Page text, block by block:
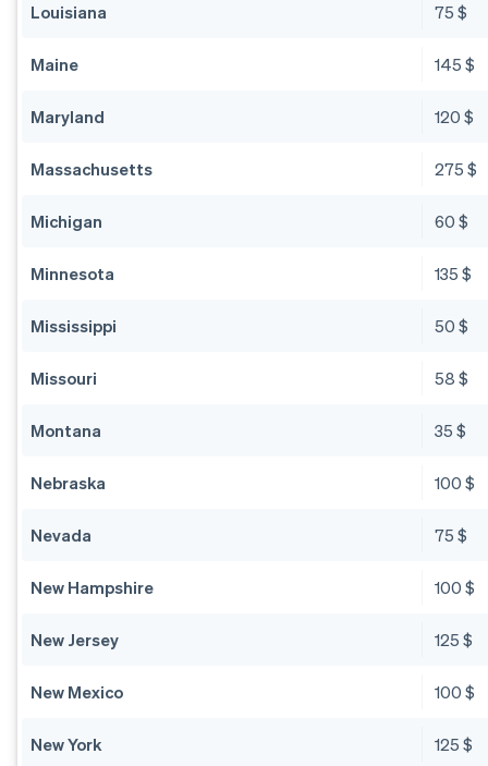
Louisiana 75 $
Maine 145 $
Maryland 120 $
Massachusetts 275 $
Michigan 60 $
Minnesota 135 $
Mississippi 50 $
Missouri 58 $
Montana 35 $
Nebraska 100 $
Nevada 75 $
New Hampshire 100 $
New Jersey 125 $
New Mexico 100 $
New York 125 $